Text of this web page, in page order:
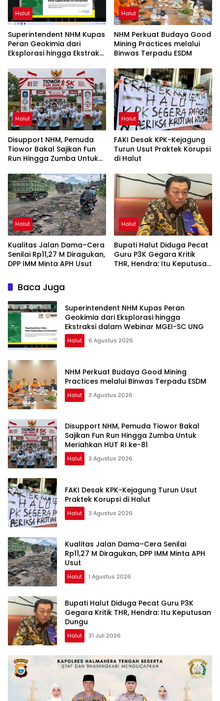
Halut
Superintendent NHM Kupas
Peran Geokimia dari
Eksplorasi hingga Ekstraksi
UNG
Halut
NHM Perkuat Budaya Good
Mining Practices melalui
Binwas Terpadu ESDM
Halut
Disupport NHM, Pemuda
Tiowor Bakal Sajikan Fun
Run Hingga Zumba Untuk
Halut
FAKI Desak KPK-Kejagung
Turun Usut Praktek Korupsi
di Halut
Halut
Kualitas Jalan Dama–Cera
Senilai Rp11,27 M Diragukan,
DPP IMM Minta APH Usut
Halut
Bupati Halut Diduga Pecat
Guru P3K Gegara Kritik
THR, Hendra: Itu Keputusan
Baca Juga
Superintendent NHM Kupas Peran
Geokimia dari Eksplorasi hingga
Ekstraksi dalam Webinar MGEI-SC UNG
Halut 6 Agustus 2026
NHM Perkuat Budaya Good Mining
Practices melalui Binwas Terpadu ESDM
Halut 3 Agustus 2026
Disupport NHM, Pemuda Tiowor Bakal
Sajikan Fun Run Hingga Zumba Untuk
Meriahkan HUT RI ke-81
Halut 3 Agustus 2026
FAKI Desak KPK-Kejagung Turun Usut
Praktek Korupsi di Halut
Halut 3 Agustus 2026
Kualitas Jalan Dama–Cera Senilai
Rp11,27 M Diragukan, DPP IMM Minta APH
Usut
Halut 1 Agustus 2026
Bupati Halut Diduga Pecat Guru P3K
Gegara Kritik THR, Hendra: Itu Keputusan
Dungu
Halut 31 Juli 2026